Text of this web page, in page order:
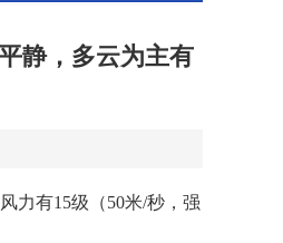
静，多云为主有
力有15级（50米/秒，强